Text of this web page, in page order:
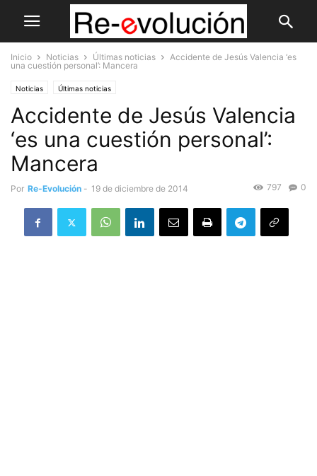
Inicio Noticias Últimas noticias
Accidente de Jesús Valencia ‘es
una cuestión personal’: Mancera
Noticias Últimas noticias
Accidente de Jesús Valencia
‘es una cuestión personal’:
Mancera
Por Re-Evolución - 19 de diciembre de 2014 0
797